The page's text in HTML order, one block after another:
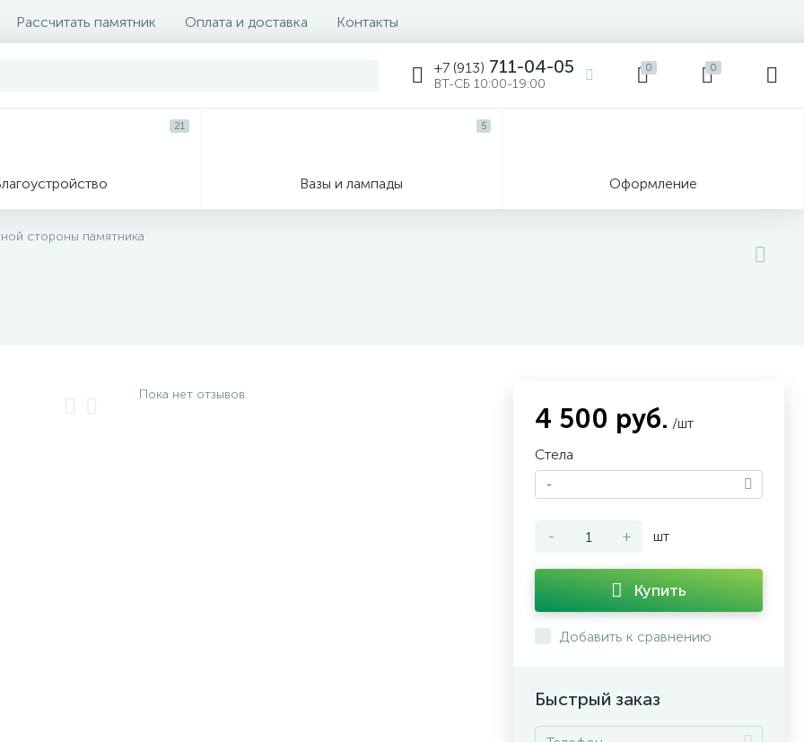
Рассчитать памятник Оплата и доставка Контакты
+7 (913) 711-04-05
ВТ-СБ 10:00-19:00
0 0
21
Вазы и лампады
5
Оформление
стороны памятника
Пока нет отзывов
4 500 руб. /шт
Стела
-
- + шт
Купить
Добавить к сравнению
Быстрый заказ